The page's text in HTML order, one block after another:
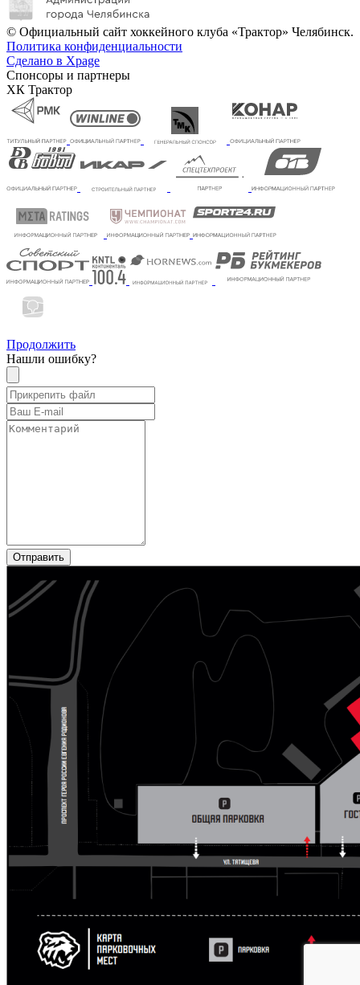
© Официальный сайт хоккейного клуба «Трактор» Челябинск.
Политика конфиденциальности
Сделано в Xpage
Спонсоры и партнеры
ХК Трактор
Продолжить
Нашли ошибку?